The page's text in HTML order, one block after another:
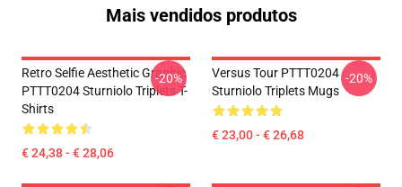
Mais vendidos produtos
Retro Selfie Aesthetic Graphic
PTTT0204 Sturniolo Triplets T-
Shirts
€ 24,38 - € 28,06
-20%
Versus Tour PTTT0204
Sturniolo Triplets Mugs
€ 23,00 - € 26,68
-20%